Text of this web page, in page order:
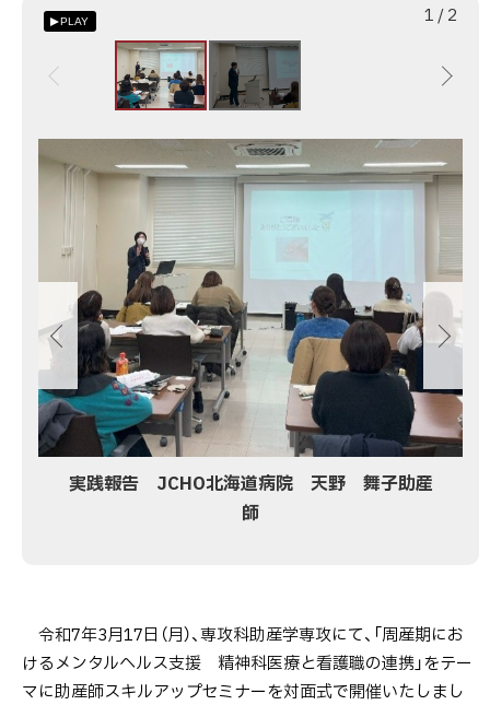
PLAY 1 枚
/総
2
画
像
集
実践報告 JCHO北海道病院 天野 舞子助産
師
令和7年3月17日（月）、専攻科助産学専攻にて、「周産期にお
けるメンタルヘルス支援 精神科医療と看護職の連携」をテー
マに助産師スキルアップセミナーを対面式で開催いたしまし